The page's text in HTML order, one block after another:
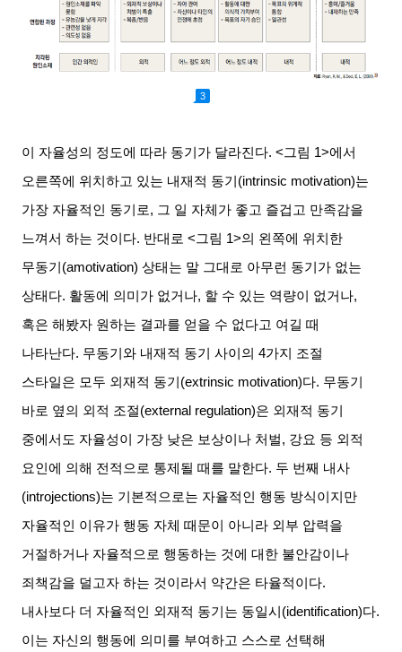
3
이 자율성의 정도에 따라 동기가 달라진다. <그림 1>에서
오른쪽에 위치하고 있는 내재적 동기 (intrinsic motivation)는
가장 자율적인 동기로, 그 일 자체가 좋고 즐겁고 만족감을
느껴서 하는 것이다. 반대로 <그림 1>의 왼쪽에 위치한
무동기 (amotivation)상태는 말 그대로 아무런 동기가 없는
상태다. 활동에 의미가 없거나, 할 수 있는 역량이 없거나,
혹은 해봤자 원하는 결과를 얻을 수 없다고 여길 때
나타난다. 무동기와 내재적 동기 사이의 4가지 조절
스타일은 모두 외재적 동기 (extrinsic motivation)다. 무동기
바로 옆의 외적 조절(external regulation)은 외재적 동기
중에서도 자율성이 가장 낮은 보상이나 처벌, 강요 등 외적
요인에 의해 전적으로 통제될 때를 말한다. 두 번째 내사
(introjections)는 기본적으로는 자율적인 행동 방식이지만
자율적인 이유가 행동 자체 때문이 아니라 외부 압력을
거절하거나 자율적으로 행동하는 것에 대한 불안감이나
죄책감을 덜고자 하는 것이라서 약간은 타율적이다.
내사보다 더 자율적인 외재적 동기는 동일시 (identification)다.
이는 자신의 행동에 의미를 부여하고 스스로 선택해